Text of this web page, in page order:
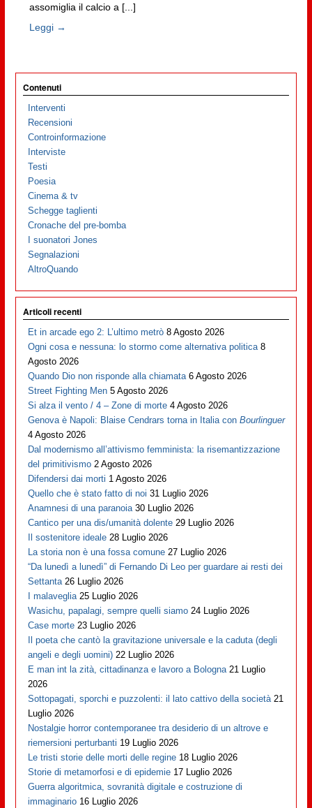
assomiglia il calcio a [...]
Leggi →
Contenuti
Interventi
Recensioni
Controinformazione
Interviste
Testi
Poesia
Cinema & tv
Schegge taglienti
Cronache del pre-bomba
I suonatori Jones
Segnalazioni
AltroQuando
Articoli recenti
Et in arcade ego 2: L’ultimo metrò 8 Agosto 2026
Ogni cosa e nessuna: lo stormo come alternativa politica 8
Agosto 2026
Quando Dio non risponde alla chiamata 6 Agosto 2026
Street Fighting Men 5 Agosto 2026
Si alza il vento / 4 – Zone di morte 4 Agosto 2026
Genova è Napoli: Blaise Cendrars torna in Italia conBourlinguer
4 Agosto 2026
Dal modernismo all’attivismo femminista: la risemantizzazione
del primitivismo 2 Agosto 2026
Difendersi dai morti 1 Agosto 2026
Quello che è stato fatto di noi 31 Luglio 2026
Anamnesi di una paranoia 30 Luglio 2026
Cantico per una dis/umanità dolente 29 Luglio 2026
Il sostenitore ideale 28 Luglio 2026
La storia non è una fossa comune 27 Luglio 2026
“Da lunedì a lunedì” di Fernando Di Leo per guardare ai resti dei
Settanta 26 Luglio 2026
I malaveglia 25 Luglio 2026
Wasichu, papalagi, sempre quelli siamo 24 Luglio 2026
Case morte 23 Luglio 2026
Il poeta che cantò la gravitazione universale e la caduta (degli
angeli e degli uomini) 22 Luglio 2026
E man int la zità, cittadinanza e lavoro a Bologna 21 Luglio
2026
Sottopagati, sporchi e puzzolenti: il lato cattivo della società 21
Luglio 2026
Nostalgie horror contemporanee tra desiderio di un altrove e
riemersioni perturbanti 19 Luglio 2026
Le tristi storie delle morti delle regine 18 Luglio 2026
Storie di metamorfosi e di epidemie 17 Luglio 2026
Guerra algoritmica, sovranità digitale e costruzione di
immaginario 16 Luglio 2026